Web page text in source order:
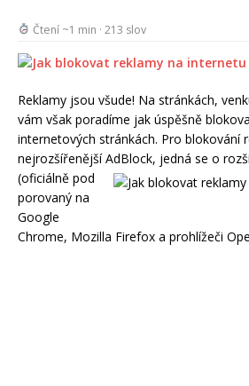
Čtení ~1 min · 213 slov
Reklamy jsou všude! Na stránkách,
vám však poradíme jak úspěšně
internetových stránkách. Pro blokování
nejrozšířenější AdBlock, jedná se o
(oficiálně pod
porovaný na
Google
Chrome, Mozilla Firefox a prohlížeči